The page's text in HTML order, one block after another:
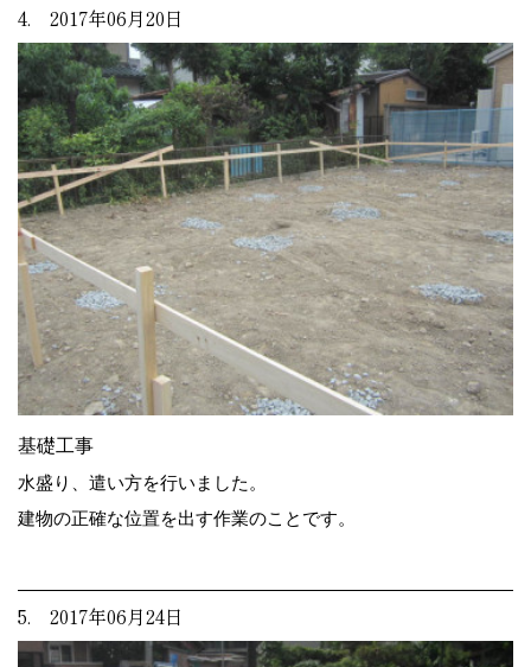
4. 2017年06月20日
基礎工事
水盛り、遣い方を行いました。
建物の正確な位置を出す作業のことです。
5. 2017年06月24日